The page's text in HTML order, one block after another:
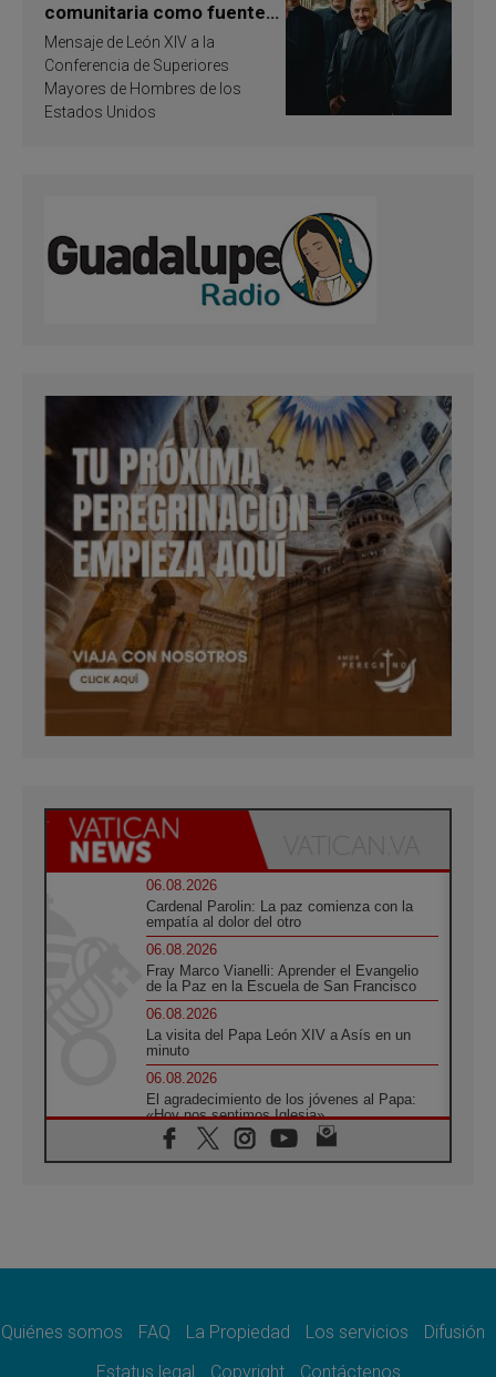
comunitaria como fuente
de inspiración y
santificación
Mensaje de León XIV a la
Conferencia de Superiores
Mayores de Hombres de los
Estados Unidos
06.08.2026
Cardenal Parolin: La paz comienza con la
empatía al dolor del otro
06.08.2026
Fray Marco Vianelli: Aprender el Evangelio
de la Paz en la Escuela de San Francisco
06.08.2026
La visita del Papa León XIV a Asís en un
minuto
06.08.2026
El agradecimiento de los jóvenes al Papa:
«Hoy nos sentimos Iglesia»
06.08.2026
Líbano: Reanudan los coloquios en Roma en
paz
Sturla: La visita de León XIV será una buena
Quiénes somos FAQ La Propiedad Los servicios
Difusión
Estatus legal
Copyright Contáctenos